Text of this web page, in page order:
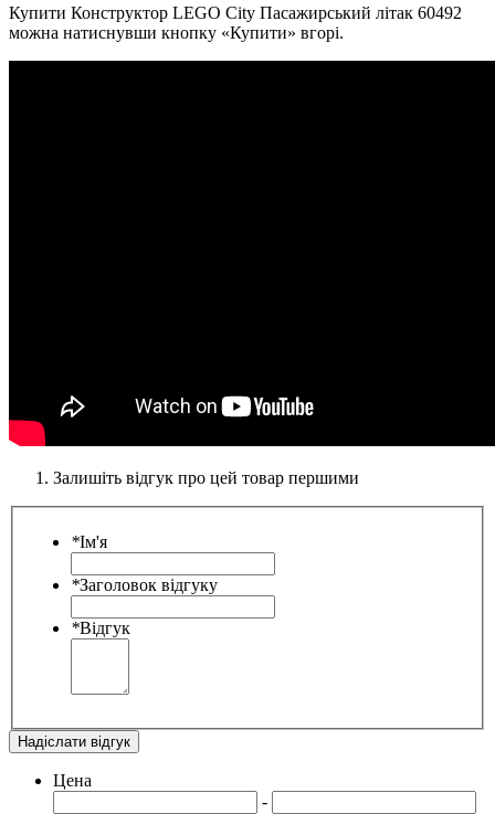
Купити Конструктор LEGO City Пасажирський літак 60492
можна натиснувши кнопку «Купити» вгорі.
Залишіть відгук про цей товар першими
*Ім'я
*Заголовок відгуку
*Відгук
Надіслати відгук
Цена
-